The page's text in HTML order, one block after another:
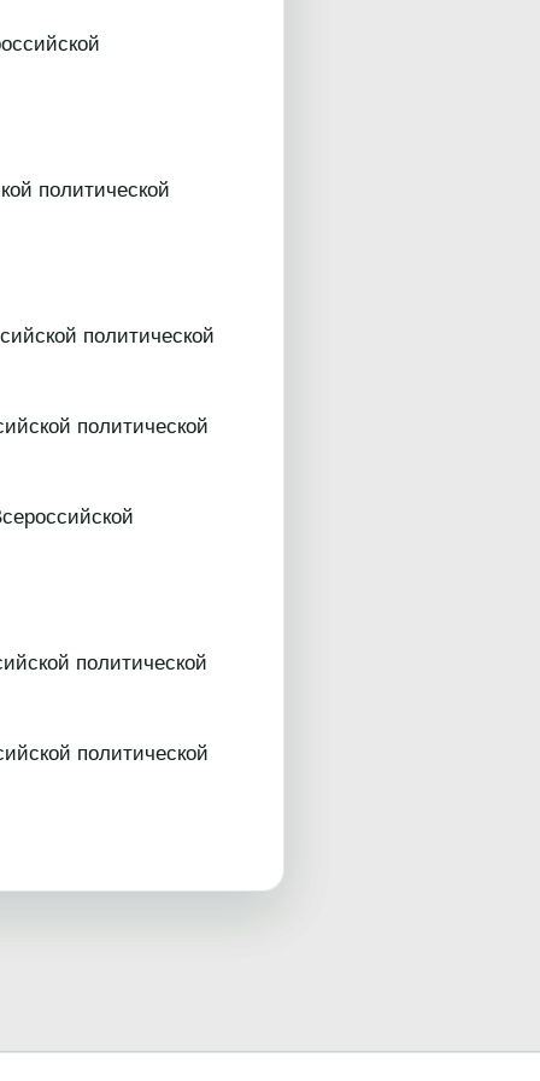
политической
политической
политической
политической
политической